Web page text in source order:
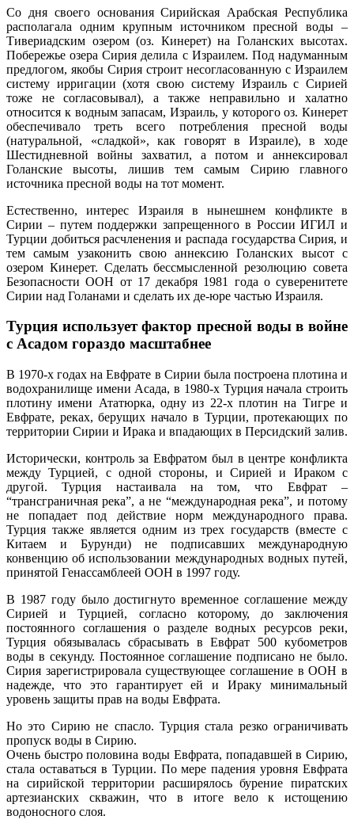
Со дня своего основания Сирийская Арабская Республика
располагала одним крупным источником пресной воды –
Тивериадским озером (оз. Кинерет) на Голанских высотах.
Побережье озера Сирия делила с Израилем. Под надуманным
предлогом, якобы Сирия строит несогласованную с Израилем
систему ирригации (хотя свою систему Израиль с Сирией
тоже не согласовывал), а также неправильно и халатно
относится к водным запасам, Израиль, у которого оз. Кинерет
обеспечивало треть всего потребления пресной воды
(натуральной, «сладкой», как говорят в Израиле), в ходе
Шестидневной войны захватил, а потом и аннексировал
Голанские высоты, лишив тем самым Сирию главного
источника пресной воды на тот момент.
Естественно, интерес Израиля в нынешнем конфликте в
Сирии – путем поддержки запрещенного в России ИГИЛ и
Турции добиться расчленения и распада государства Сирия, и
тем самым узаконить свою аннексию Голанских высот с
озером Кинерет. Сделать бессмысленной резолюцию совета
Безопасности ООН от 17 декабря 1981 года о суверенитете
Сирии над Голанами и сделать их де-юре частью Израиля.
Турция использует фактор пресной воды в войне
с Асадом гораздо масштабнее
В 1970-х годах на Евфрате в Сирии была построена плотина и
водохранилище имени Асада, в 1980-х Турция начала строить
плотину имени Ататюрка, одну из 22-х плотин на Тигре и
Евфрате, реках, берущих начало в Турции, протекающих по
территории Сирии и Ирака и впадающих в Персидский залив.
Исторически, контроль за Евфратом был в центре конфликта
между Турцией, с одной стороны, и Сирией и Ираком с
другой. Турция настаивала на том, что Евфрат –
“трансграничная река”, а не “международная река”, и потому
не попадает под действие норм международного права.
Турция также является одним из трех государств (вместе с
Китаем и Бурунди) не подписавших международную
конвенцию об использовании международных водных путей,
принятой Генассамблеей ООН в 1997 году.
В 1987 году было достигнуто временное соглашение между
Сирией и Турцией, согласно которому, до заключения
постоянного соглашения о разделе водных ресурсов реки,
Турция обязывалась сбрасывать в Евфрат 500 кубометров
воды в секунду. Постоянное соглашение подписано не было.
Сирия зарегистрировала существующее соглашение в ООН в
надежде, что это гарантирует ей и Ираку минимальный
уровень защиты прав на воды Евфрата.
Но это Сирию не спасло. Турция стала резко ограничивать
пропуск воды в Сирию.
Очень быстро половина воды Евфрата, попадавшей в Сирию,
стала оставаться в Турции. По мере падения уровня Евфрата
на сирийской территории расширялось бурение пиратских
артезианских скважин, что в итоге вело к истощению
водоносного слоя.